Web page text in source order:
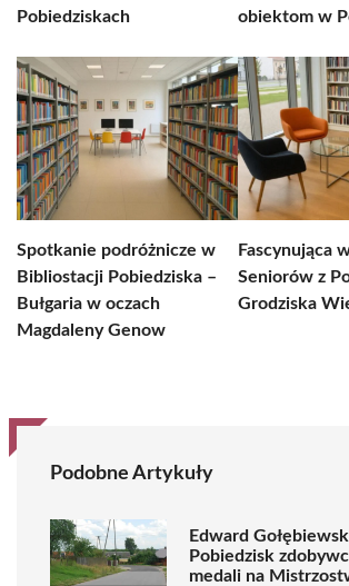
Pobiedziskach obiektom w
Spotkanie podróżnicze w
Bibliostacji Pobiedziska –
Bułgaria w oczach
Magdaleny Genow
Fascynująca
Seniorów z
Grodziska
Podobne Artykuły
Edward
Pobiedzisk
medali na